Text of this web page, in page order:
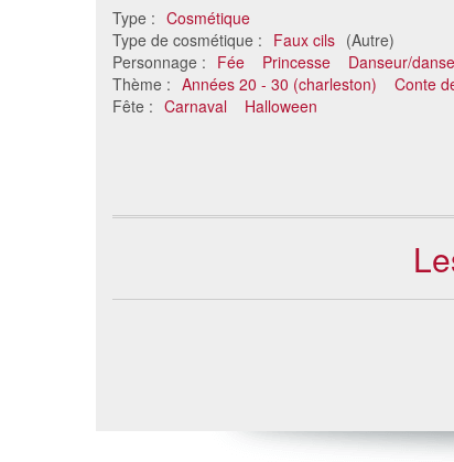
Type : Cosmétique
Type de cosmétique : Faux cils (Autre)
Personnage : Fée Princesse
Danseur/
Thème : Années 20 - 30 (charleston) Conte
Fête : Carnaval Halloween
Faux cils noirs TV3
11 €